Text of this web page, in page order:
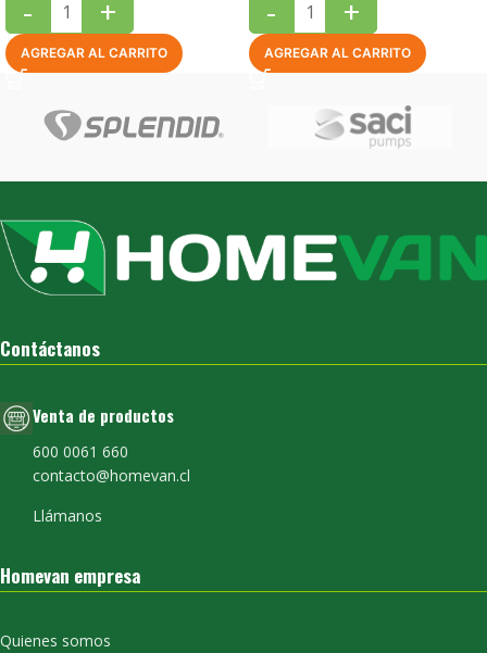
- +
AGREGAR AL CARRITO
- +
AGREGAR AL CARRITO
Contáctanos
Venta de productos
600 0061 660
contacto@homevan.cl
Llámanos
Homevan empresa
Quienes somos